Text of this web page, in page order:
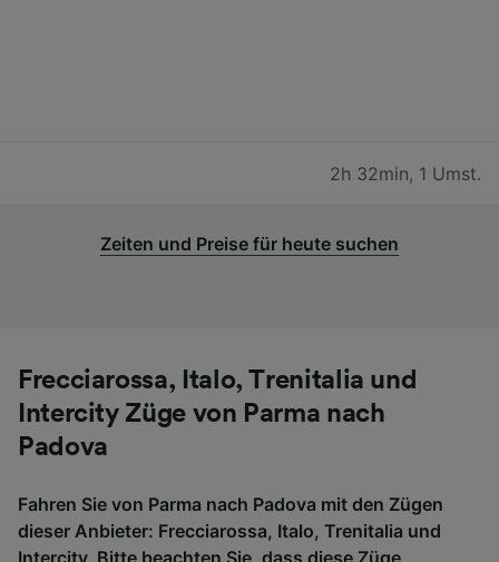
2h 32min, 1 Umst.
Zeiten und Preise für heute suchen
Frecciarossa, Italo, Trenitalia und
Intercity Züge von Parma nach
Padova
Fahren Sie von Parma nach Padova mit den Zügen
dieser Anbieter: Frecciarossa, Italo, Trenitalia und
Intercity. Bitte beachten Sie, dass diese Züge